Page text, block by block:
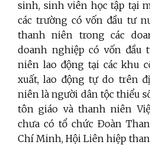
sinh, sinh viên học tập tại
các trường có vốn đầu tư
thanh niên trong các
doanh nghiệp có vốn đầu
niên lao động tại các khu
xuất, lao động tự do trên
niên là người dân tộc thiểu
tôn giáo và thanh niên
chưa có tổ chức Đoàn
Chí Minh, Hội Liên hiệp